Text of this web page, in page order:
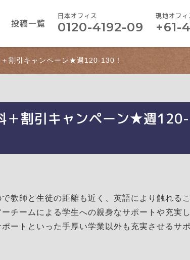
投稿一覧
日本オフィス
0120-4192-09
現地オフィ
+61-
割引キャンペーン★週120-130！
＋割引キャンペーン★週120-
教師と生徒の距離も近く、英語により触れる
チームによる学生への親身なサポートや充実
ートといった手厚い学業以外も充実させるサ